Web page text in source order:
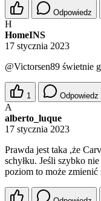
Odpowiedz
H
HomeINS
17 stycznia 2023
@Victorsen89 świetnie
1 Odpowiedz
A
alberto_luque
17 stycznia 2023
Prawda jest taka ,że
schyłku. Jeśli szybko
poziom to może